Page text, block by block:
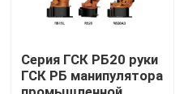
Серия ГСК РБ20 руки
ГСК РБ манипулятора